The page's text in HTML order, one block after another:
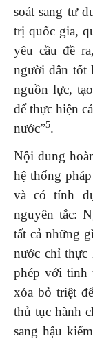
soát sang tư
trị quốc gia,
yêu cầu đề
người dân tốt
nguồn lực,
để thực hiện
nước”5.
Nội dung
hệ thống
và có tính
nguyên tắc:
tất cả những
nước chỉ thực
phép với tinh
xóa bỏ triệt
thủ tục hành
sang hậu